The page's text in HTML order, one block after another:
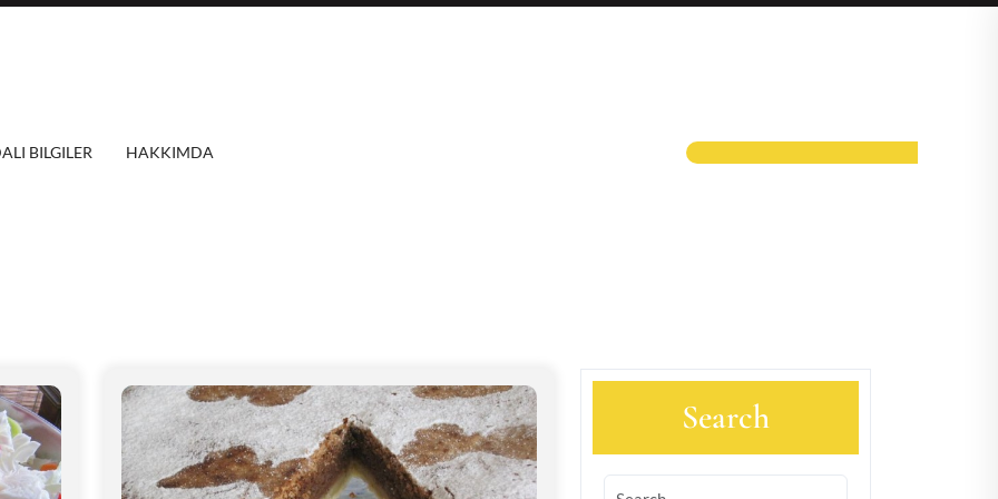
BILGILER HAKKIMDA
Search